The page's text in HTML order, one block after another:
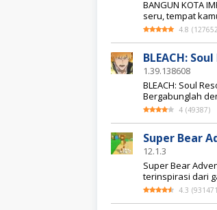
Game
Terbaru
dan
Terupdate!
BANGUN KOTA
seru, tempat
4.8 (
BLEACH:
1.39.138608
BLEACH: Soul
Bergabunglah
4 (49387)
Super Bear
12.1.3
Super Bear
terinspirasi dari
4.3 (931471